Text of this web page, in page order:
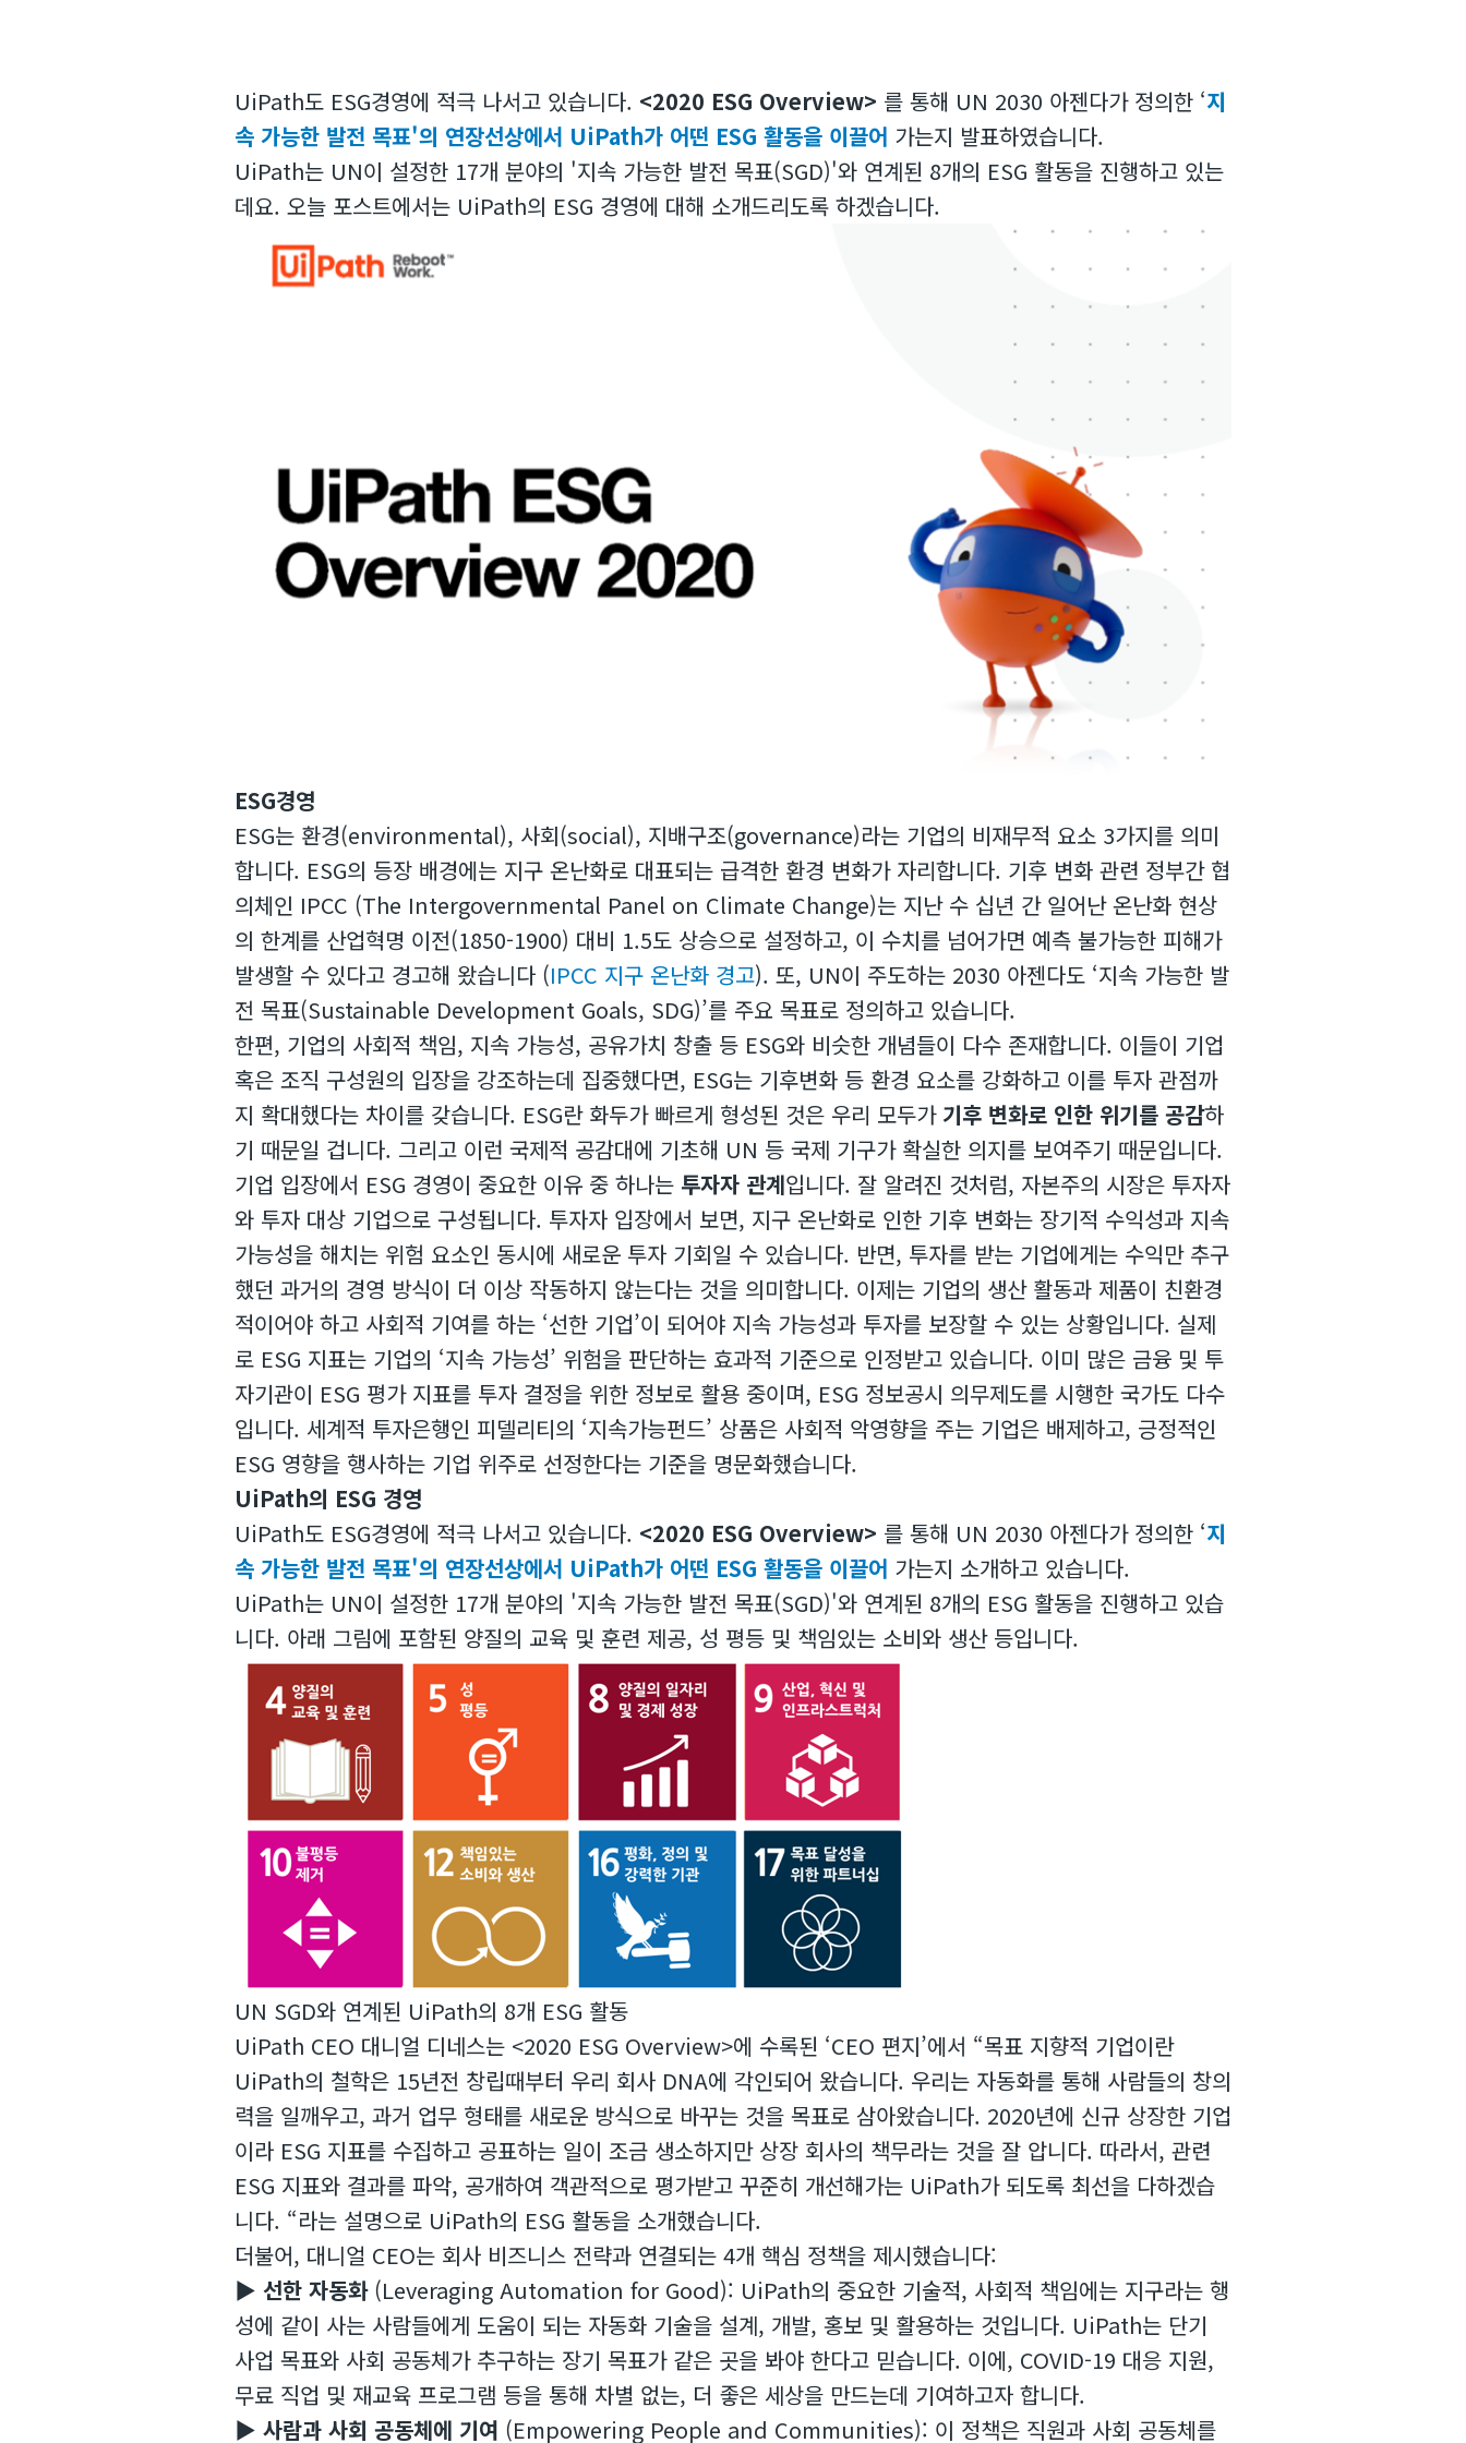
UiPath도 ESG경영에 적극 나서고 있습니다. <2020 ESG Overview> 를 통해 UN 2030 아젠다가 정의한 ‘지
속 가능한 발전 목표'의 연장선상에서 UiPath가 어떤 ESG 활동을 이끌어 가는지 발표하였습니다.
UiPath는 UN이 설정한 17개 분야의 '지속 가능한 발전 목표(SGD)'와 연계된 8개의 ESG 활동을 진행하고 있는
데요. 오늘 포스트에서는 UiPath의 ESG 경영에 대해 소개드리도록 하겠습니다.
ESG경영
ESG는 환경(environmental), 사회(social), 지배구조(governance)라는 기업의 비재무적 요소 3가지를 의미
합니다. ESG의 등장 배경에는 지구 온난화로 대표되는 급격한 환경 변화가 자리합니다. 기후 변화 관련 정부간 협
의체인 IPCC (The Intergovernmental Panel on Climate Change)는 지난 수 십년 간 일어난 온난화 현상
의 한계를 산업혁명 이전(1850-1900) 대비 1.5도 상승으로 설정하고, 이 수치를 넘어가면 예측 불가능한 피해가
발생할 수 있다고 경고해 왔습니다 (IPCC 지구 온난화 경고). 또, UN이 주도하는 2030 아젠다도 ‘지속 가능한 발
전 목표(Sustainable Development Goals, SDG)’를 주요 목표로 정의하고 있습니다.
한편, 기업의 사회적 책임, 지속 가능성, 공유가치 창출 등 ESG와 비슷한 개념들이 다수 존재합니다. 이들이 기업
혹은 조직 구성원의 입장을 강조하는데 집중했다면, ESG는 기후변화 등 환경 요소를 강화하고 이를 투자 관점까
지 확대했다는 차이를 갖습니다. ESG란 화두가 빠르게 형성된 것은 우리 모두가 기후 변화로 인한 위기를 공감하
기 때문일 겁니다. 그리고 이런 국제적 공감대에 기초해 UN 등 국제 기구가 확실한 의지를 보여주기 때문입니다.
기업 입장에서 ESG 경영이 중요한 이유 중 하나는 투자자 관계입니다. 잘 알려진 것처럼, 자본주의 시장은 투자자
와 투자 대상 기업으로 구성됩니다. 투자자 입장에서 보면, 지구 온난화로 인한 기후 변화는 장기적 수익성과 지속
가능성을 해치는 위험 요소인 동시에 새로운 투자 기회일 수 있습니다. 반면, 투자를 받는 기업에게는 수익만 추구
했던 과거의 경영 방식이 더 이상 작동하지 않는다는 것을 의미합니다. 이제는 기업의 생산 활동과 제품이 친환경
적이어야 하고 사회적 기여를 하는 ‘선한 기업’이 되어야 지속 가능성과 투자를 보장할 수 있는 상황입니다. 실제
로 ESG 지표는 기업의 ‘지속 가능성’ 위험을 판단하는 효과적 기준으로 인정받고 있습니다. 이미 많은 금융 및 투
자기관이 ESG 평가 지표를 투자 결정을 위한 정보로 활용 중이며, ESG 정보공시 의무제도를 시행한 국가도 다수
입니다. 세계적 투자은행인 피델리티의 ‘지속가능펀드’ 상품은 사회적 악영향을 주는 기업은 배제하고, 긍정적인
ESG 영향을 행사하는 기업 위주로 선정한다는 기준을 명문화했습니다.
UiPath의 ESG 경영
UiPath도 ESG경영에 적극 나서고 있습니다. <2020 ESG Overview> 를 통해 UN 2030 아젠다가 정의한 ‘지
속 가능한 발전 목표'의 연장선상에서 UiPath가 어떤 ESG 활동을 이끌어 가는지 소개하고 있습니다.
UiPath는 UN이 설정한 17개 분야의 '지속 가능한 발전 목표(SGD)'와 연계된 8개의 ESG 활동을 진행하고 있습
니다. 아래 그림에 포함된 양질의 교육 및 훈련 제공, 성 평등 및 책임있는 소비와 생산 등입니다.
UN SGD와 연계된 UiPath의 8개 ESG 활동
​UiPath CEO 대니얼 디네스는 <2020 ESG Overview>에 수록된 ‘CEO 편지’에서 “목표 지향적 기업이란
UiPath의 철학은 15년전 창립때부터 우리 회사 DNA에 각인되어 왔습니다. 우리는 자동화를 통해 사람들의 창의
력을 일깨우고, 과거 업무 형태를 새로운 방식으로 바꾸는 것을 목표로 삼아왔습니다. 2020년에 신규 상장한 기업
이라 ESG 지표를 수집하고 공표하는 일이 조금 생소하지만 상장 회사의 책무라는 것을 잘 압니다. 따라서, 관련
ESG 지표와 결과를 파악, 공개하여 객관적으로 평가받고 꾸준히 개선해가는 UiPath가 되도록 최선을 다하겠습
니다. “라는 설명으로 UiPath의 ESG 활동을 소개했습니다.
더불어, 대니얼 CEO는 회사 비즈니스 전략과 연결되는 4개 핵심 정책을 제시했습니다:
▶ 선한 자동화 (Leveraging Automation for Good): UiPath의 중요한 기술적, 사회적 책임에는 지구라는 행
성에 같이 사는 사람들에게 도움이 되는 자동화 기술을 설계, 개발, 홍보 및 활용하는 것입니다. UiPath는 단기
사업 목표와 사회 공동체가 추구하는 장기 목표가 같은 곳을 봐야 한다고 믿습니다. 이에, COVID-19 대응 지원,
무료 직업 및 재교육 프로그램 등을 통해 차별 없는, 더 좋은 세상을 만드는데 기여하고자 합니다.
▶ 사람과 사회 공동체에 기여 (Empowering People and Communities): 이 정책은 직원과 사회 공동체를